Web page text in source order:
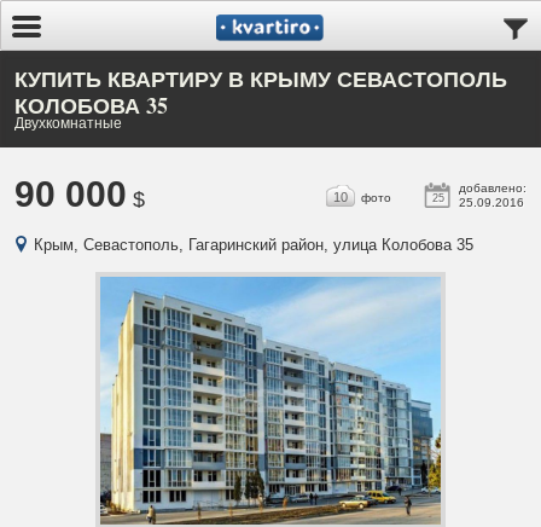
КУПИТЬ КВАРТИРУ В КРЫМУ СЕВАСТОПОЛЬ
КОЛОБОВА 35
Двухкомнатные
90 000 $ 25
добавлено:
25.09.2016
10 фото
Крым, Севастополь, Гагаринский район, улица Колобова 35